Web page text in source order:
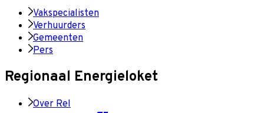
Vakspecialisten
Verhuurders
Gemeenten
Pers
Regionaal Energieloket
Over Rel